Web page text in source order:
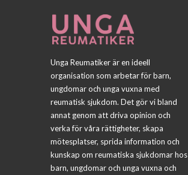
Unga Reumatiker är en ideell
organisation som arbetar för barn,
ungdomar och unga vuxna med
reumatisk sjukdom. Det gör vi bland
annat genom att driva opinion och
verka för våra rättigheter, skapa
mötesplatser, sprida information och
kunskap om reumatiska sjukdomar hos
barn, ungdomar och unga vuxna och